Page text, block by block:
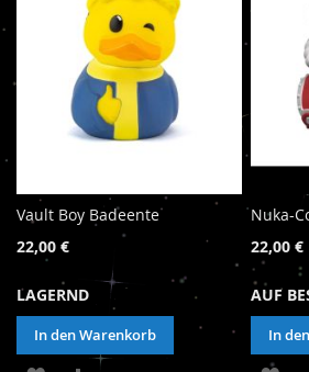
Vault Boy Badeente
22,00 €
LAGERND
In den Warenkorb
Nuka-
22,00 €
AUF
In